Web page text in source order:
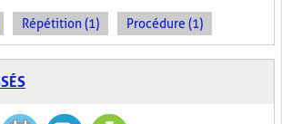
Répétition (1) Procédure (1)